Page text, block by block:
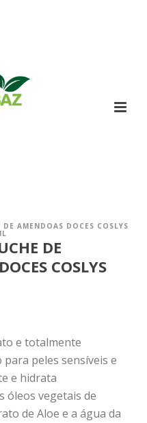
DE AMENDOAS DOCES COSLYS
DE
COSLYS
e totalmente
peles sensíveis e
e hidrata
óleos vegetais de
de Aloe e a água da